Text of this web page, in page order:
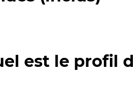
est le profil